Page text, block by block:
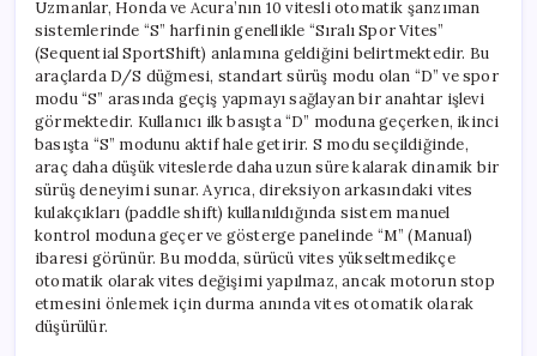
Uzmanlar, Honda ve Acura’nın 10 vitesli otomatik şanzıman
sistemlerinde “S” harfinin genellikle “Sıralı Spor Vites”
(Sequential SportShift) anlamına geldiğini belirtmektedir. Bu
araçlarda D/S düğmesi, standart sürüş modu olan “D” ve spor
modu “S” arasında geçiş yapmayı sağlayan bir anahtar işlevi
görmektedir. Kullanıcı ilk basışta “D” moduna geçerken, ikinci
basışta “S” modunu aktif hale getirir. S modu seçildiğinde,
araç daha düşük viteslerde daha uzun süre kalarak dinamik bir
sürüş deneyimi sunar. Ayrıca, direksiyon arkasındaki vites
kulakçıkları (paddle shift) kullanıldığında sistem manuel
kontrol moduna geçer ve gösterge panelinde “M” (Manual)
ibaresi görünür. Bu modda, sürücü vites yükseltmedikçe
otomatik olarak vites değişimi yapılmaz, ancak motorun stop
etmesini önlemek için durma anında vites otomatik olarak
düşürülür.